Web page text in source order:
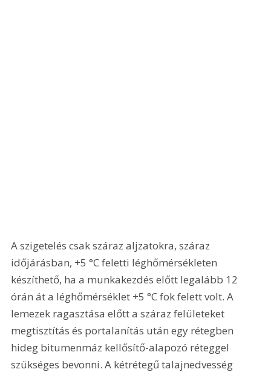
A szigetelés csak száraz aljzatokra, száraz
időjárásban, +5 °C feletti léghőmérsékleten
készíthető, ha a munkakezdés előtt legalább 12
órán át a léghőmérséklet +5 °C fok felett volt. A
lemezek ragasztása előtt a száraz felületeket
megtisztítás és portalanítás után egy rétegben
hideg bitumenmáz kellősítő-alapozó réteggel
szükséges bevonni. A kétrétegű talajnedvesség